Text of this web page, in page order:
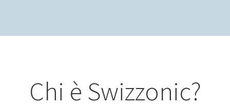
Chi è Swizzonic?